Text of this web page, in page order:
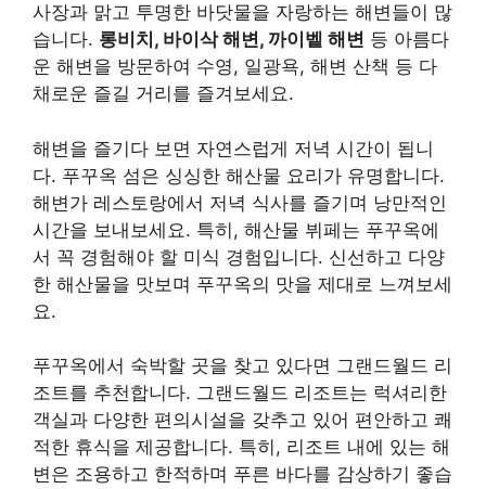
사장과 맑고 투명한 바닷물을 자랑하는 해변들이 많
습니다. 롱비치, 바이삭 해변, 까이벹 해변 등 아름다
운 해변을 방문하여 수영, 일광욕, 해변 산책 등 다
채로운 즐길 거리를 즐겨보세요.
해변을 즐기다 보면 자연스럽게 저녁 시간이 됩니
다. 푸꾸옥 섬은 싱싱한 해산물 요리가 유명합니다.
해변가 레스토랑에서 저녁 식사를 즐기며 낭만적인
시간을 보내보세요. 특히, 해산물 뷔페는 푸꾸옥에
서 꼭 경험해야 할 미식 경험입니다. 신선하고 다양
한 해산물을 맛보며 푸꾸옥의 맛을 제대로 느껴보세
요.
푸꾸옥에서 숙박할 곳을 찾고 있다면 그랜드월드 리
조트를 추천합니다. 그랜드월드 리조트는 럭셔리한
객실과 다양한 편의시설을 갖추고 있어 편안하고 쾌
적한 휴식을 제공합니다. 특히, 리조트 내에 있는 해
변은 조용하고 한적하며 푸른 바다를 감상하기 좋습